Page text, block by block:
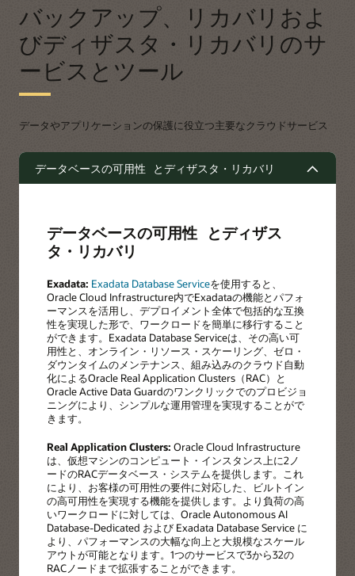
バックアップ、リカバリおよ
びディザスタ・リカバリのサ
ービスとツール
データやアプリケーションの保護に役立つ主要なクラウドサービス
データベースの可用性 とディザスタ・リカバリ
データベースの可用性 とディザス
タ・リカバリ
Exadata: Exadata Database Serviceを使用すると、
Oracle Cloud Infrastructure内でExadataの機能とパフォ
ーマンスを活用し、デプロイメント全体で包括的な互換
性を実現した形で、ワークロードを簡単に移行すること
ができます。Exadata Database Serviceは、その高い可
用性と、オンライン・リソース・スケーリング、ゼロ・
ダウンタイムのメンテナンス、組み込みのクラウド自動
化によるOracle Real Application Clusters（RAC）と
Oracle Active Data Guardのワンクリックでのプロビジョ
ニングにより、シンプルな運用管理を実現することがで
きます。
Real Application Clusters: Oracle Cloud Infrastructure
は、仮想マシンのコンピュート・インスタンス上に2ノ
ードのRACデータベース・システムを提供します。これ
により、お客様の可用性の要件に対応した、ビルトイン
の高可用性を実現する機能を提供します。より負荷の高
いワークロードに対しては、Oracle Autonomous AI
Database-Dedicated および Exadata Database Service に
より、パフォーマンスの大幅な向上と大規模なスケール
アウトが可能となります。1つのサービスで3から32の
RACノードまで拡張することができます。